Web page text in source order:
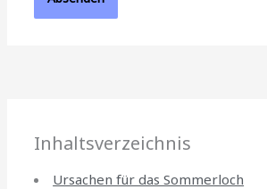
Inhaltsverzeichnis
Ursachen für das Sommerloch